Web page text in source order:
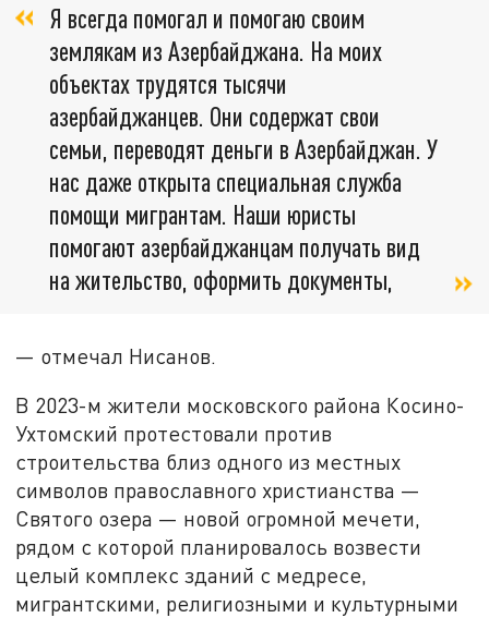
Я всегда помогал и помогаю своим
землякам из Азербайджана. На моих
объектах трудятся тысячи
азербайджанцев. Они содержат свои
семьи, переводят деньги в Азербайджан. У
нас даже открыта специальная служба
помощи мигрантам. Наши юристы
помогают азербайджанцам получать вид
на жительство, оформить документы,
— отмечал Нисанов.
В 2023-м жители московского района Косино-
Ухтомский протестовали против
строительства близ одного из местных
символов православного христианства —
Святого озера — новой огромной мечети,
рядом с которой планировалось возвести
целый комплекс зданий с медресе,
мигрантскими, религиозными и культурными